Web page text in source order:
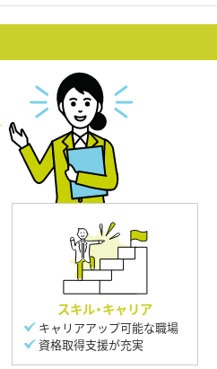
スキル・キャリア
キャリアアップ可能な職場
資格取得支援が充実